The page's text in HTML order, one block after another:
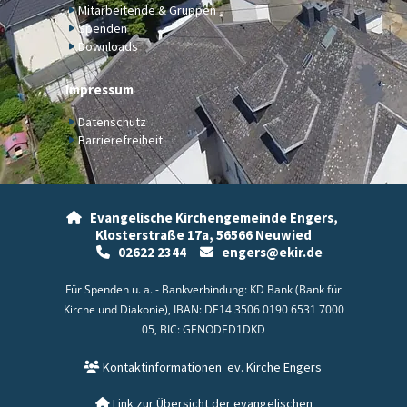
Mitarbeitende & Gruppen
Spenden
Downloads
Impressum
Datenschutz
Barrierefreiheit

Evangelische Kirchengemeinde Engers,
Klosterstraße 17a, 56566 Neuwied
02622 2344 engers@ekir.de
Für Spenden u. a. - Bankverbindung: KD Bank (Bank für
Kirche und Diakonie), IBAN: DE14 3506 0190 6531 7000
05, BIC: GENODED1DKD
Kontaktinformationen ev. Kirche Engers
Link zur Übersicht der evangelischen